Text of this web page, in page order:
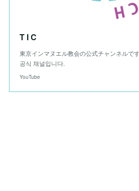
T I C
東京インマヌエル教会の公式チャンネルで
공식 채널입니다.
YouTube